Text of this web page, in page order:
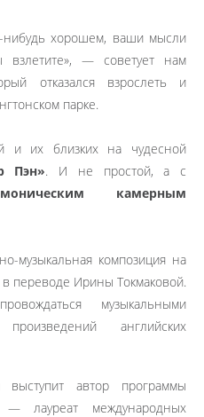
нибудь хорошем, ваши мысли
— советует нам
отказался взрослеть и
парке.
их близких на чудесной
Пэн». И не простой, а с
камерным
музыкальная композиция на
переводе Ирины Токмаковой.
музыкальными
английских
автор программы
— лауреат международных